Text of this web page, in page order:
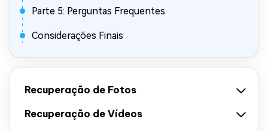
Parte 5: Perguntas Frequentes
Considerações Finais
Recuperação de Fotos
Recuperação de Vídeos